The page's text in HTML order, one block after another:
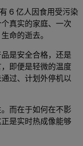
6 亿人因食用受污染
真实的家庭、一次
命的逝去。
是安全合格，还是
即便是轻微的温度
过、计划外停机以
而在于如何在不影
是实时热成像能够